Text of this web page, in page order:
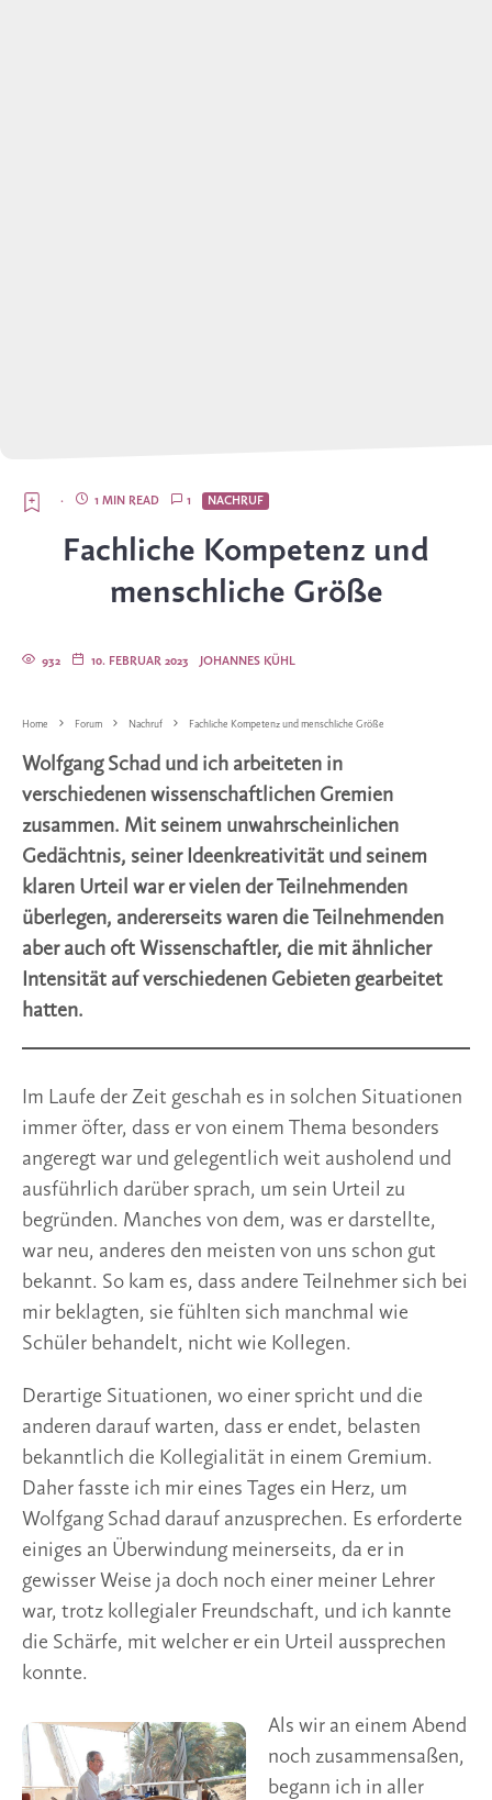
NACHRUF
1
1 MIN READ
·
Fachliche Kompetenz und
menschliche Größe
JOHANNES KÜHL
10. FEBRUAR 2023
932
Home Forum Nachruf Fachliche Kompetenz und menschliche Größe
Wolfgang Schad und ich arbeiteten in
verschiedenen wissenschaftlichen Gremien
zusammen. Mit seinem unwahrscheinlichen
Gedächtnis, seiner Ideenkreativität und seinem
klaren Urteil war er vielen der Teilnehmenden
überlegen, andererseits waren die Teilnehmenden
aber auch oft Wissenschaftler, die mit ähnlicher
Intensität auf verschiedenen Gebieten gearbeitet
hatten.
Im Laufe der Zeit geschah es in solchen Situationen
immer öfter, dass er von einem Thema besonders
angeregt war und gelegentlich weit ausholend und
ausführlich darüber sprach, um sein Urteil zu
begründen. Manches von dem, was er darstellte,
war neu, anderes den meisten von uns schon gut
bekannt. So kam es, dass andere Teilnehmer sich bei
mir beklagten, sie fühlten sich manchmal wie
Schüler behandelt, nicht wie Kollegen.
Derartige Situationen, wo einer spricht und die
anderen darauf warten, dass er endet, belasten
bekanntlich die Kollegialität in einem Gremium.
Daher fasste ich mir eines Tages ein Herz, um
Wolfgang Schad darauf anzusprechen. Es erforderte
einiges an Überwindung meinerseits, da er in
gewisser Weise ja doch noch einer meiner Lehrer
war, trotz kollegialer Freundschaft, und ich kannte
die Schärfe, mit welcher er ein Urteil aussprechen
konnte.
Als wir an einem Abend
noch zusammensaßen,
begann ich in aller